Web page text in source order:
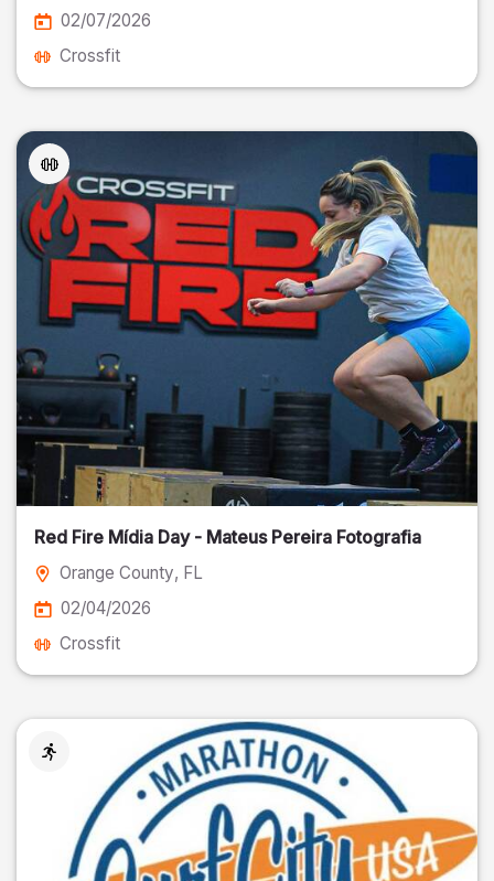
02/07/2026
Crossfit
Red Fire Mídia Day - Mateus Pereira Fotografia
Orange County, FL
02/04/2026
Crossfit